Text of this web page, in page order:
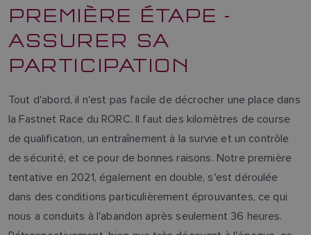
PREMIÈRE ÉTAPE -
ASSURER SA
PARTICIPATION
Tout d'abord, il n'est pas facile de décrocher une place dans
la Fastnet Race du RORC. Il faut des kilomètres de course
de qualification, un entraînement à la survie et un contrôle
de sécurité, et ce pour de bonnes raisons. Notre première
tentative en 2021, également en double, s'est déroulée
dans des conditions particulièrement éprouvantes, ce qui
nous a conduits à l'abandon après seulement 36 heures.